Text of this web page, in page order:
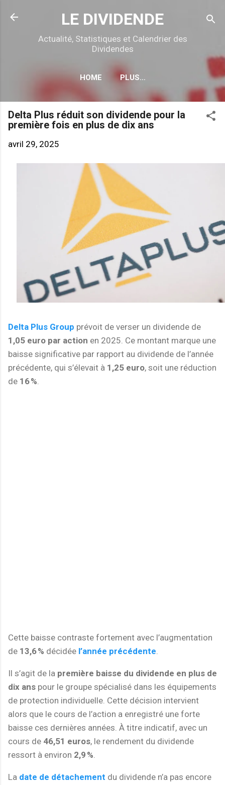
Accéder au contenu principal
LE DIVIDENDE
Actualité, Statistiques et Calendrier des
Dividendes
HOME PLUS…
CALENDRIER DÉTACHEMENTS
Delta Plus réduit son dividende pour la
première fois en plus de dix ans
avril 29, 2025
Delta Plus Group prévoit de verser un dividende de
1,05 euro par action en 2025. Ce montant marque une
baisse significative par rapport au dividende de l’année
précédente, qui s’élevait à 1,25 euro, soit une réduction
de 16 %.
Cette baisse contraste fortement avec l’augmentation
de 13,6 % décidée l’année précédente.
Il s’agit de la première baisse du dividende en plus de
dix ans pour le groupe spécialisé dans les équipements
de protection individuelle. Cette décision intervient
alors que le cours de l’action a enregistré une forte
baisse ces dernières années. À titre indicatif, avec un
cours de 46,51 euros, le rendement du dividende
ressort à environ 2,9 %.
La date de détachement du dividende n’a pas encore